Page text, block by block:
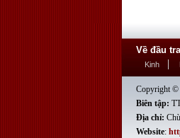
Về đầu
Kinh
Copyright ©
Biên tập:
Địa chỉ:
Website: